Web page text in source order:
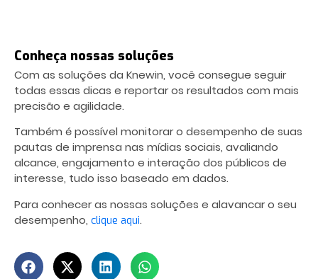
Conheça nossas soluções
Com as soluções da Knewin, você consegue seguir
todas essas dicas e reportar os resultados com mais
precisão e agilidade.
Também é possível monitorar o desempenho de suas
pautas de imprensa nas mídias sociais, avaliando
alcance, engajamento e interação dos públicos de
interesse, tudo isso baseado em dados.
Para conhecer as nossas soluções e alavancar o seu
desempenho, clique aqui.